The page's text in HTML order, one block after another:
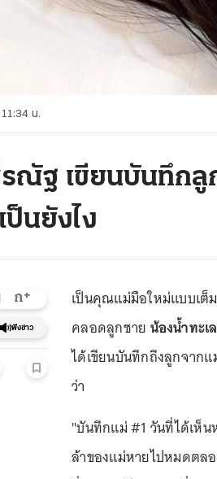
น.
ณัฐ เขียนบันทึกลู
ป็นยังไง
ก+
ฟังข่าว
เป็นคุณแม่มือใหม่แบบเต็
คลอดลูกชาย น้องน้ำทะ
ได้เขียนบันทึกถึงลูกจาก
ว่า
"บันทึกแม่ #1 วันที่ได้เห็น
ล้าของแม่หายไปหมดตล